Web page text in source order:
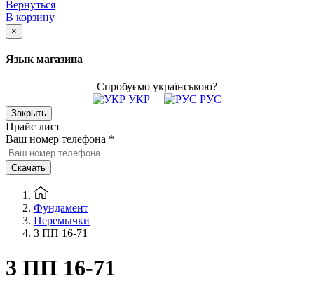
Вернуться
В корзину
×
Язык магазина
Спробуємо українською?
УКР
РУС
Закрыть
Прайс лист
Ваш номер телефона *
Скачать
Фундамент
Перемычки
3 ПП 16-71
3 ПП 16-71